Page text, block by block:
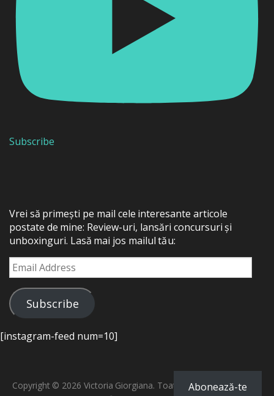
Subscribe
Vrei să primești pe mail cele interesante articole
postate de mine: Review-uri, lansări concursuri și
unboxinguri. Lasă mai jos mailul tău:
Email
Address
Subscribe
[instagram-feed num=10]
Copyright © 2026 Victoria Giorgiana. Toate drepturile rezervate.
Abonează-te